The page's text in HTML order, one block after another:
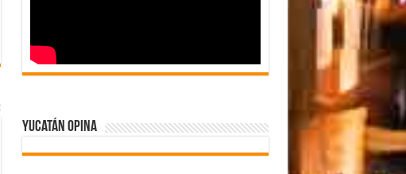
Yucatán Opina